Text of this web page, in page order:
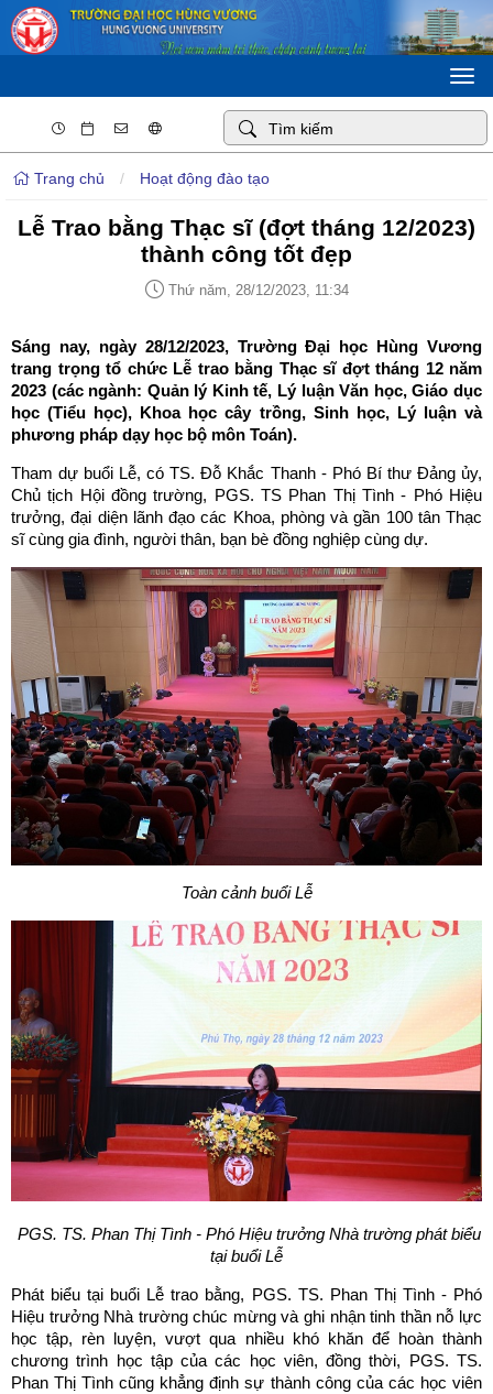
Trang chủ / Hoạt động đào tạo
Lễ Trao bằng Thạc sĩ (đợt tháng 12/2023)
thành công tốt đẹp
Thứ năm, 28/12/2023, 11:34
Sáng nay, ngày 28/12/2023, Trường Đại học Hùng Vương
trang trọng tổ chức Lễ trao bằng Thạc sĩ đợt tháng 12 năm
2023 (các ngành: Quản lý Kinh tế, Lý luận Văn học, Giáo dục
học (Tiểu học), Khoa học cây trồng, Sinh học, Lý luận và
phương pháp dạy học bộ môn Toán).
Tham dự buổi Lễ, có TS. Đỗ Khắc Thanh - Phó Bí thư Đảng ủy,
Chủ tịch Hội đồng trường, PGS. TS Phan Thị Tình - Phó Hiệu
trưởng, đại diện lãnh đạo các Khoa, phòng và gần 100 tân Thạc
sĩ cùng gia đình, người thân, bạn bè đồng nghiệp cùng dự.
Toàn cảnh buổi Lễ
PGS. TS. Phan Thị Tình - Phó Hiệu trưởng Nhà trường phát biểu
tại buổi Lễ
Phát biểu tại buổi Lễ trao bằng, PGS. TS. Phan Thị Tình - Phó
Hiệu trưởng Nhà trường chúc mừng và ghi nhận tinh thần nỗ lực
học tập, rèn luyện, vượt qua nhiều khó khăn để hoàn thành
chương trình học tập của các học viên, đồng thời, PGS. TS.
Phan Thị Tình cũng khẳng định sự thành công của các học viên